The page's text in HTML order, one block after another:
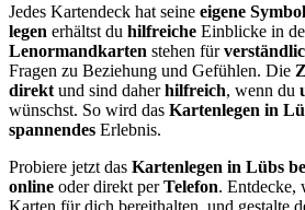
Jedes Kartendeck hat seine eigene
legen erhältst du hilfreiche Einblicke in
Lenormandkarten stehen für
Fragen zu Beziehung und Gefühlen. Die
direkt und sind daherhilfreich, wenn du
wünschst. So wird das Kartenlegen in
spannendes Erlebnis.
Probiere jetzt das Kartenlegen in Lübs
online oder direkt perTelefon. Entdecke,
Karten für dich bereithalten, und gestalte